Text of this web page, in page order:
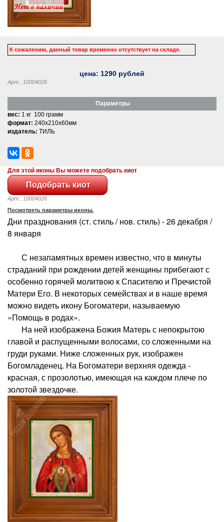
К сожалению, данный товар временно отсутствует на складе.
цена: 1290 рублей
Арт.: 10004026
Параметры
вес: 1 кг 100 грамм
формат: 240x210x60мм
издатель: ТИЛЬ
Для этой иконы Вы можете подобрать киот
Арт.: 10004026
Посмотреть параметры иконы.
Дни празднования (ст. стиль / нов. стиль) - 26 декабря /
8 января
С незапамятных времен известно, что в минуты
страданий при рождении детей женщины прибегают с
особенно горячей молитвою к Спасителю и Пречистой
Матери Его. В некоторых семействах и в наше время
можно видеть икону Богоматери, называемую
«Помощь в родах».
На ней изображена Божия Матерь с непокрытою
главой и распущенными волосами, со сложенными на
груди руками. Ниже сложенных рук, изображен
Богомладенец. На Богоматери верхняя одежда -
красная, с прозолотью, имеющая на каждом плече по
золотой звездочке.